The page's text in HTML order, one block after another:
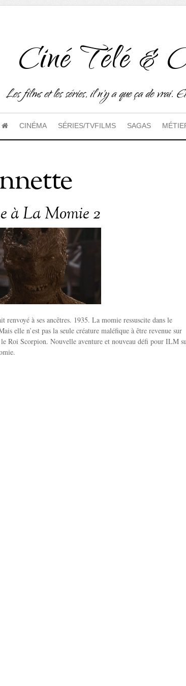
Ciné Télé &
Les films et les séries, il n'y a que ça de vrai.
CINÉMA SÉRIES/TVFILMS SAGAS
à La Momie 2
renvoyé à ses ancêtres. 1935. La momie ressuscite dans le
elle n’est pas la seule créature maléfique à être revenue sur
Roi Scorpion. Nouvelle aventure et nouveau défi pour ILM